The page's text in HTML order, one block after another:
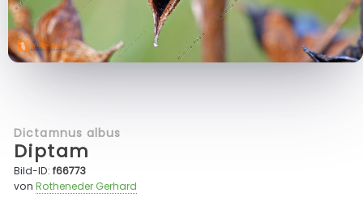
Dictamnus albus
Diptam
Bild-ID:f66773
vonRotheneder Gerhard